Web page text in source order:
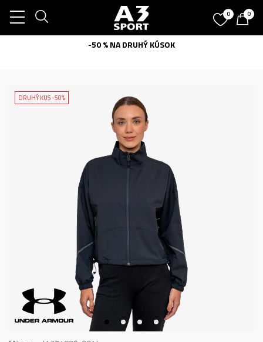
0 0
-50 % NA DRUHÝ KÚSOK
DRUHÝ KUS -50%